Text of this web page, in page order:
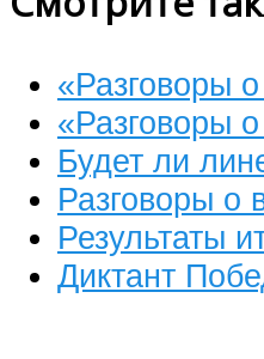
«Разговоры
«Разговоры
Будет ли
Разговоры о
Результаты
Диктант